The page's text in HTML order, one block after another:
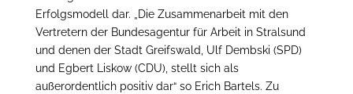
Erfolgsmodell dar. „Die Zusammenarbeit mit den
Vertretern der Bundesagentur für Arbeit in Stralsund
und denen der Stadt Greifswald, Ulf Dembski (SPD)
und Egbert Liskow (CDU), stellt sich als
außerordentlich positiv dar“ so Erich Bartels. Zu